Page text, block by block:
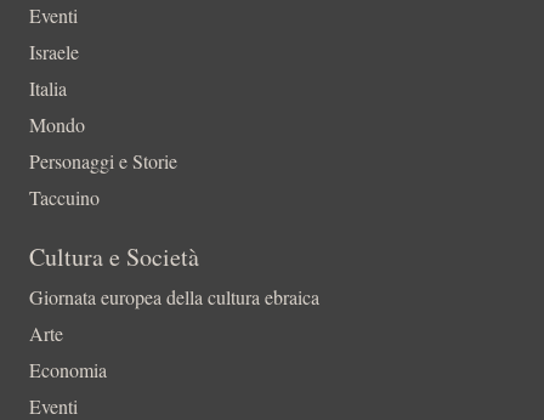
Eventi
Israele
Italia
Mondo
Personaggi e Storie
Taccuino
Cultura e Società
Giornata europea della cultura ebraica
Arte
Economia
Eventi